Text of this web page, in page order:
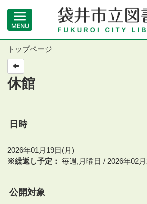
トップページ
休館
日時
2026年01月19日(月)
※繰返し予定： 毎週,月曜日 / 2026年02
公開対象